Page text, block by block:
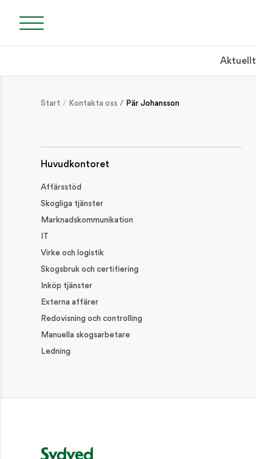
Aktuellt
NYLIGEN PUBLICERAT
Håll koll på brandrisken!
AKTUELLT / SENASTE NYTT
KONTAKT
Start Kontakta oss Pär Johansson
Huvudkontoret
Affärsstöd
Skogliga tjänster
Marknadskommunikation
IT
Virke och logistik
Skogsbruk och certifiering
Inköp tjänster
Externa affärer
Redovisning och controlling
Manuella skogsarbetare
Ledning